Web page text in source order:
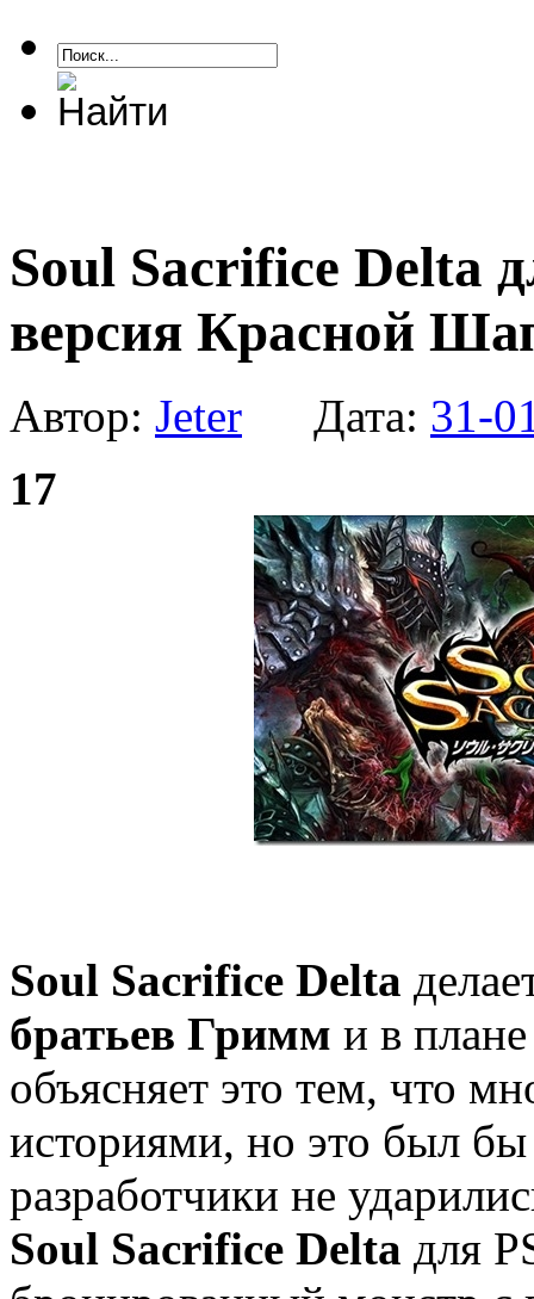
Soul Sacrifice Delta
версия Красной
Автор: Jeter Дата: 31-
17
Soul Sacrifice Delta
братьев Гримм и в
объясняет это тем, что
историями, но это был
разработчики не
Soul Sacrifice Delta для